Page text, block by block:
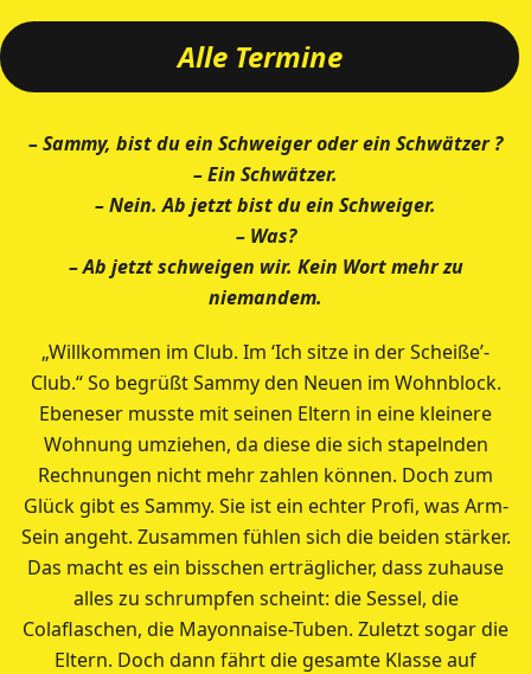
Alle Termine
– Sammy, bist du ein Schweiger oder ein Schwätzer ?
– Ein Schwätzer.
– Nein. Ab jetzt bist du ein Schweiger.
– Was?
– Ab jetzt schweigen wir. Kein Wort mehr zu
niemandem.
„Willkommen im Club. Im ‘Ich sitze in der Scheiße’-
Club.“ So begrüßt Sammy den Neuen im Wohnblock.
Ebeneser musste mit seinen Eltern in eine kleinere
Wohnung umziehen, da diese die sich stapelnden
Rechnungen nicht mehr zahlen können. Doch zum
Glück gibt es Sammy. Sie ist ein echter Profi, was Arm-
Sein angeht. Zusammen fühlen sich die beiden stärker.
Das macht es ein bisschen erträglicher, dass zuhause
alles zu schrumpfen scheint: die Sessel, die
Colaflaschen, die Mayonnaise-Tuben. Zuletzt sogar die
Eltern. Doch dann fährt die gesamte Klasse auf